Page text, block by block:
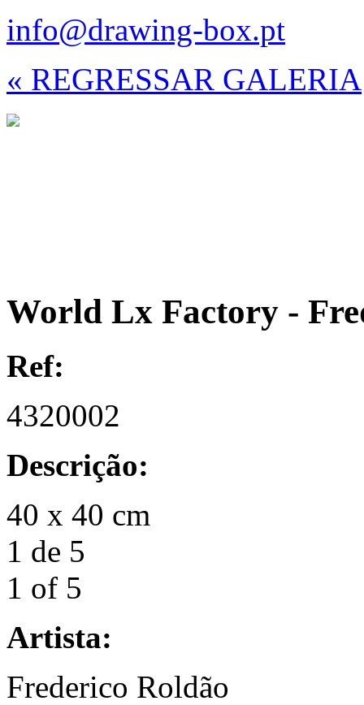
info@drawing-box.pt
« REGRESSAR GALERIA
World Lx Factory -
Ref:
4320002
Descrição:
40 x 40 cm
1 de 5
1 of 5
Artista:
Frederico Roldão